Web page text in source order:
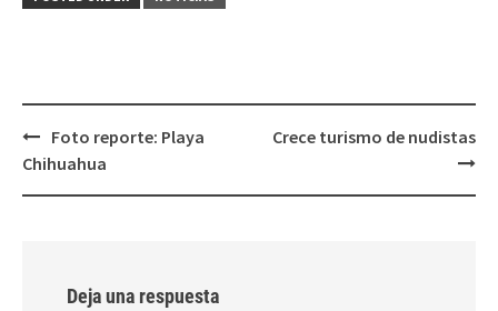
Post
navigation
Foto reporte: Playa
Chihuahua
Crece turismo de nudistas
Deja una respuesta